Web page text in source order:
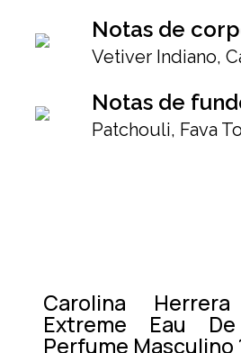
Notas de
Vetiver Indiano,
Notas de
Patchouli, Fava
Carolina
Extreme Eau
Perfume Masculino